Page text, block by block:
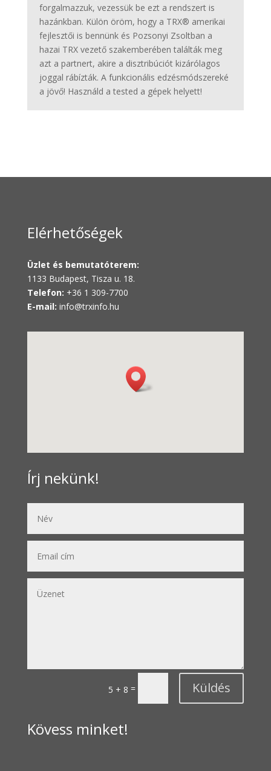
forgalmazzuk, vezessük be ezt a rendszert is
hazánkban. Külön öröm, hogy a TRX® amerikai
fejlesztői is bennünk és Pozsonyi Zsoltban a
hazai TRX vezető szakemberében találták meg
azt a partnert, akire a disztribúciót kizárólagos
joggal rábízták. A funkcionális edzésmódszereké
a jövő! Használd a tested a gépek helyett!
Elérhetőségek
Üzlet és bemutatóterem:
1133 Budapest, Tisza u. 18.
Telefon: +36 1 309-7700
E-mail: info@trxinfo.hu
Írj nekünk!
5 + 8 = Küldés
Kövess minket!